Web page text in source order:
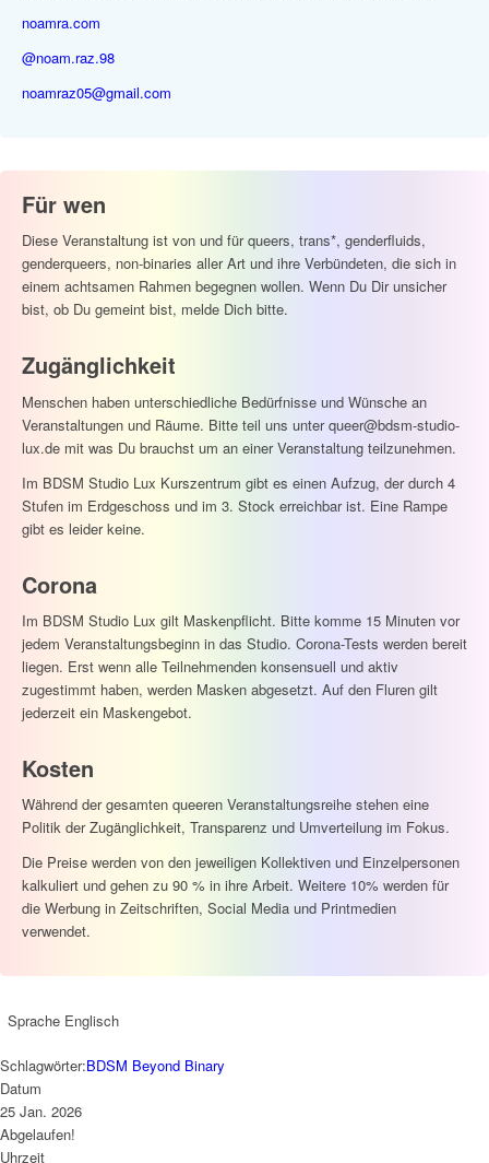
noamra.com
@noam.raz.98
noamraz05@gmail.com
Für wen
Diese Veranstaltung ist von und für queers, trans*, genderfluids,
genderqueers, non-binaries aller Art und ihre Verbündeten, die sich in
einem achtsamen Rahmen begegnen wollen. Wenn Du Dir unsicher
bist, ob Du gemeint bist, melde Dich bitte.
Zugänglichkeit
Menschen haben unterschiedliche Bedürfnisse und Wünsche an
Veranstaltungen und Räume. Bitte teil uns unter queer@bdsm-studio-
lux.de mit was Du brauchst um an einer Veranstaltung teilzunehmen.
Im BDSM Studio Lux Kurszentrum gibt es einen Aufzug, der durch 4
Stufen im Erdgeschoss und im 3. Stock erreichbar ist. Eine Rampe
gibt es leider keine.
Corona
Im BDSM Studio Lux gilt Maskenpflicht. Bitte komme 15 Minuten vor
jedem Veranstaltungsbeginn in das Studio. Corona-Tests werden bereit
liegen. Erst wenn alle Teilnehmenden konsensuell und aktiv
zugestimmt haben, werden Masken abgesetzt. Auf den Fluren gilt
jederzeit ein Maskengebot.
Kosten
Während der gesamten queeren Veranstaltungsreihe stehen eine
Politik der Zugänglichkeit, Transparenz und Umverteilung im Fokus.
Die Preise werden von den jeweiligen Kollektiven und Einzelpersonen
kalkuliert und gehen zu 90 % in ihre Arbeit. Weitere 10% werden für
die Werbung in Zeitschriften, Social Media und Printmedien
verwendet.
Sprache Englisch
Schlagwörter:BDSM Beyond Binary
Datum
25 Jan. 2026
Abgelaufen!
Uhrzeit